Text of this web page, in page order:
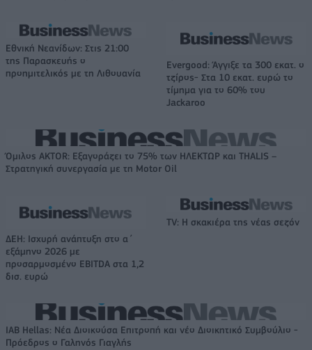
Εθνική Νεανίδων: Στις 21:00
της Παρασκευής ο
προημιτελικός με τη Λιθουανία
Evergood: Άγγιξε τα 300 εκατ. ο
τζίρος- Στα 10 εκατ. ευρώ το
τίμημα για το 60% του
Jackaroo
Όμιλος AKTOR: Εξαγοράζει το 75% των ΗΛΕΚΤΩΡ και THALIS –
Στρατηγική συνεργασία με τη Motor Oil
ΔΕΗ: Ισχυρή ανάπτυξη στο α΄
εξάμηνο 2026 με
προσαρμοσμένο EBITDA στα 1,2
δισ. ευρώ
TV: Η σκακιέρα της νέας σεζόν
IAB Hellas: Νέα Διοικούσα Επιτροπή και νέο Διοικητικό Συμβούλιο -
Πρόεδρος ο Γαληνός Γιαγλής